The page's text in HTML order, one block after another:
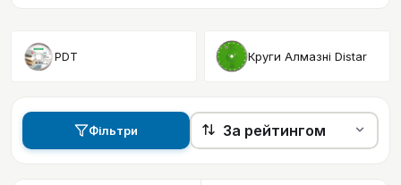
PDT Круги Алмазні Distar
Фільтри